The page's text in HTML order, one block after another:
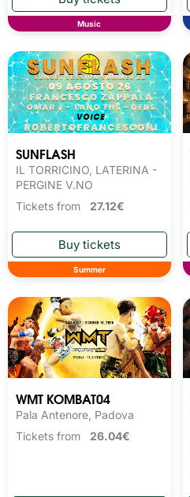
Music
SUNFLASH
IL TORRICINO, LATERINA -
PERGINE V.NO
Tickets from 27.12€
Summer
WMT KOMBAT04
Pala Antenore, Padova
Tickets from 26.04€